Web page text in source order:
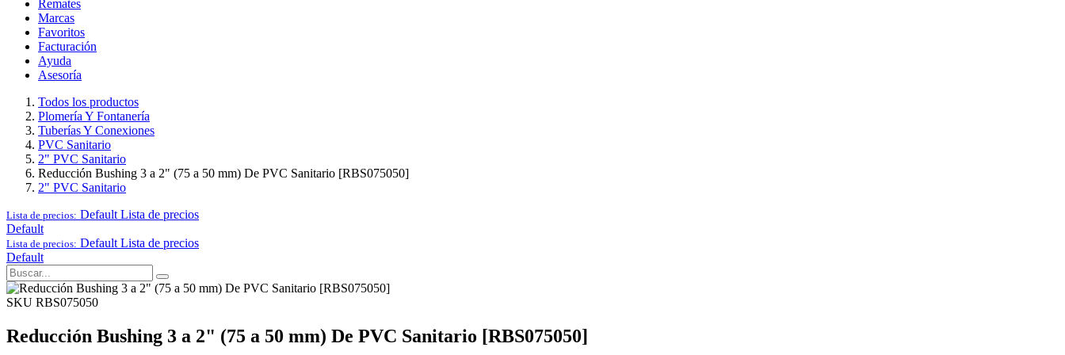
Remates
Marcas
Favoritos
Facturación
Ayuda
Asesoría
Todos los productos
Plomería Y Fontanería
Tuberías Y Conexiones
PVC Sanitario
2" PVC Sanitario
Reducción Bushing 3 a 2" (75 a 50 mm) De PVC Sanitario [RBS075050]
2" PVC Sanitario
Lista de precios: Default Lista de precios
Default
Lista de precios: Default Lista de precios
Default
SKU RBS075050
Reducción Bushing 3 a 2" (75 a 50 mm) De PVC Sanitario [RBS075050]